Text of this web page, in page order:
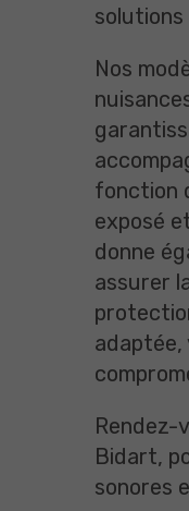
Nos
fonction
exposé
donne
assurer
Rendez-
Bidart,
sonores